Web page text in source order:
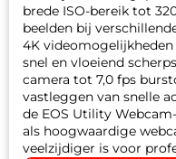
brede ISO-bereik tot
beelden bij
4K videomogelijkheden
snel en vloeiend
camera tot 7,0 fps
vastleggen van snelle
de EOS Utility
als hoogwaardige
veelzijdiger is voor